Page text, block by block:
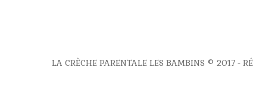
LA CRÈCHE PARENTALE LES BAMBINS © 2017 -